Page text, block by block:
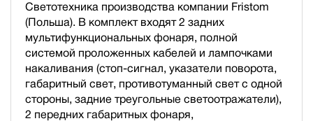
Светотехника производства компании Fristom
(Польша). В комплект входят 2 задних
мультифункциональных фонаря, полной
cистемой проложенных кабелей и лампочками
накаливания (стоп-сигнал, указатели поворота,
габаритный свет, противотуманный свет с одной
стороны, задние треугольные светоотражатели),
2 передних габаритных фонаря,